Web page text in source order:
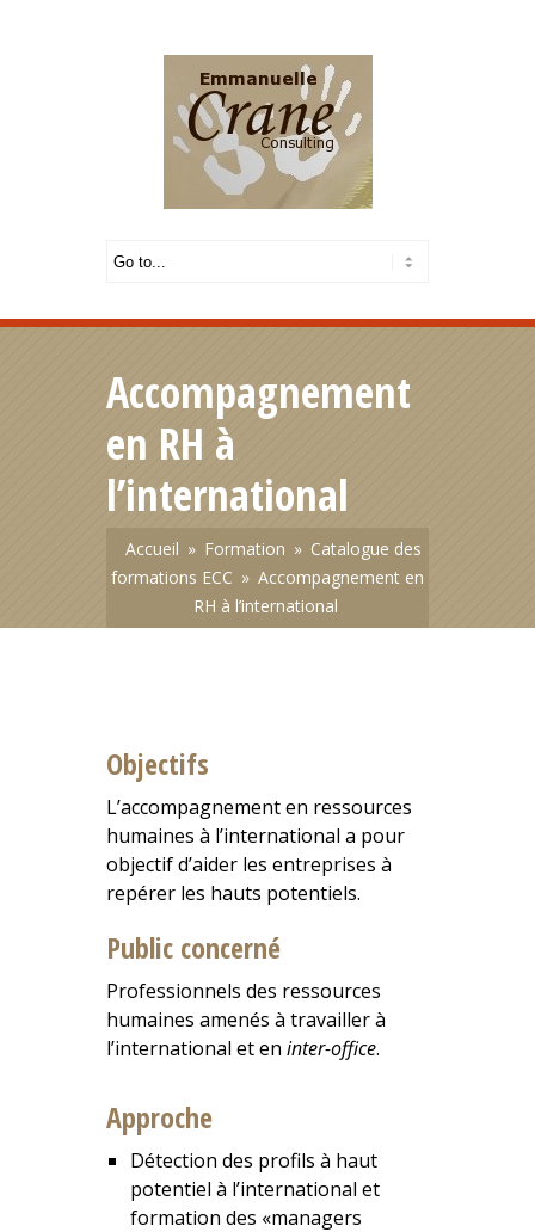
Accueil » Formation » Catalogue des
formations ECC » Accompagnement en
RH à l’international
Accompagnement
en RH à
l’international
Objectifs
L’accompagnement en ressources
humaines à l’international a pour
objectif d’aider les entreprises à
repérer les hauts potentiels.
Public concerné
Professionnels des ressources
humaines amenés à travailler à
l’international et en inter-office.
Approche
Détection des profils à haut
potentiel à l’international et
formation des «managers